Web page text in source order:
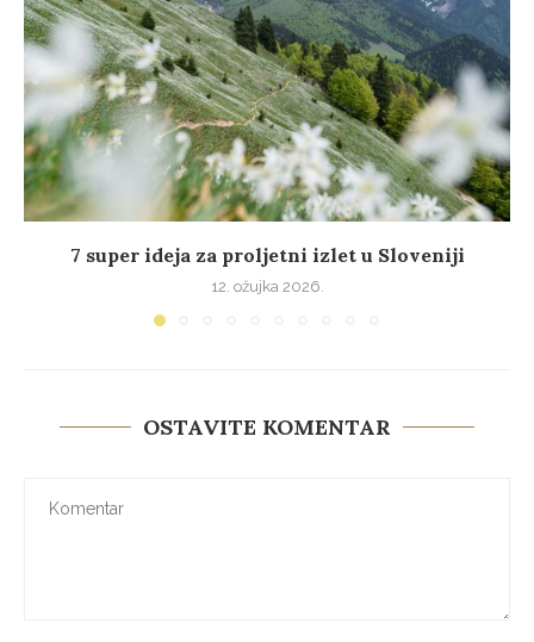
7 super ideja za proljetni izlet u Sloveniji
12. ožujka 2026.
OSTAVITE KOMENTAR